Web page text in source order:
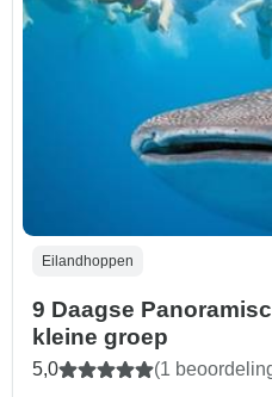
Eilandhoppen
9 Daagse
kleine groep
5,0 (1